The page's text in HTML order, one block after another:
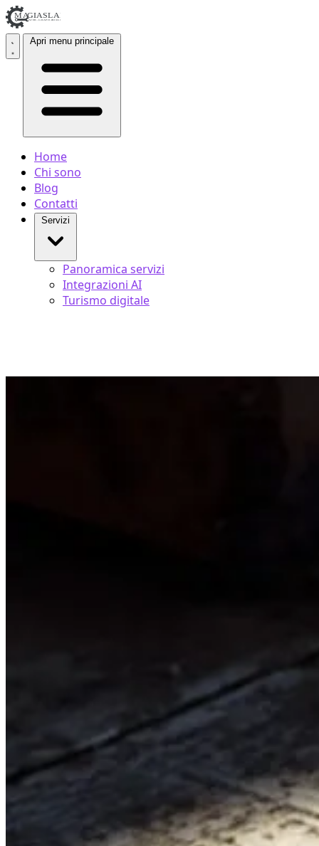
Apri menu principale
Home
Chi sono
Blog
Contatti
Panoramica servizi
Integrazioni AI
Turismo digitale